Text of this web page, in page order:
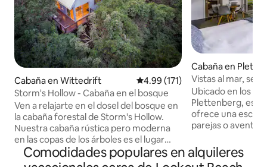
Cabaña en Wittedrift Calificación promedio: 4.99 de
4.99 (171)
Storm's Hollow - Cabaña en el bosque
Ven a relajarte en el dosel del bosque en
la cabaña forestal de Storm's Hollow.
Nuestra cabaña rústica pero moderna
en las copas de los árboles es el lugar
perfecto para los amantes de la
naturaleza y los observadores de aves. A
Cabaña en
Vistas al mar,
Wildside Cabin
Ubicado en los
Plettenberg,
ofrece una
parejas o
Nuestra
cuidadosamente
Comodidades populares en alquileres